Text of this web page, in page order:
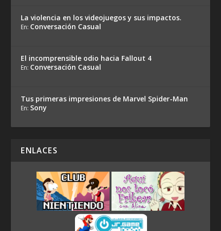
La violencia en los videojuegos y sus impactos.
En: Conversación Casual
El incomprensible odio hacia Fallout 4
En: Conversación Casual
Tus primeras impresiones de Marvel Spider-Man
En: Sony
ENLACES